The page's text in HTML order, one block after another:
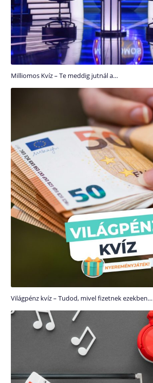
Milliomos Kvíz – Te meddig jutnál a…
Világpénz kvíz – Tudod, mivel fizetnek ezekben…